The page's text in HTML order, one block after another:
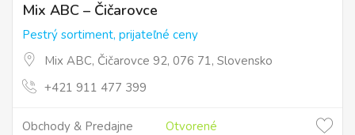
Mix ABC – Čičarovce
Pestrý sortiment, prijateľné ceny
Mix ABC, Čičarovce 92, 076 71, Slovensko
+421 911 477 399
Obchody & Predajne Otvorené